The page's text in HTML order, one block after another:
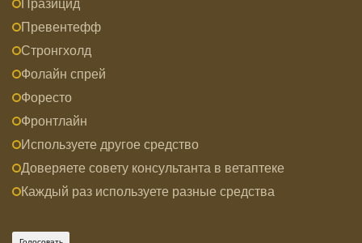
Празицид
Превентефф
Стронгхолд
Фолайн спрей
Форесто
Фронтлайн
Используете другое средство
Доверяете совету консультанта в ветаптеке
Каждый раз используете разные средства